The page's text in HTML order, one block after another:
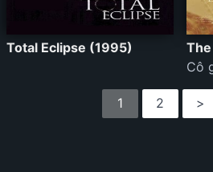
Total Eclipse (1995)
Cô
1 2 >